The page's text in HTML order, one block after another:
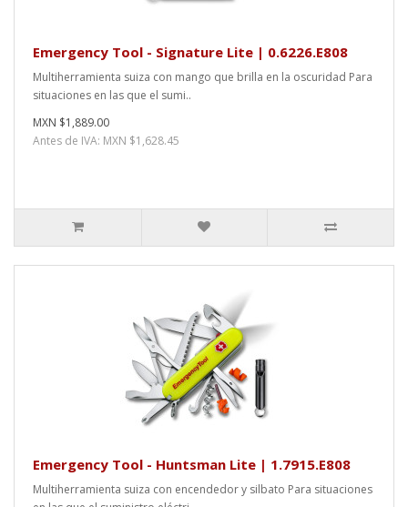
Emergency Tool - Signature Lite | 0.6226.E808
Multiherramienta suiza con mango que brilla en la oscuridad Para
situaciones en las que el sumi..
MXN $1,889.00
Antes de IVA: MXN $1,628.45
Emergency Tool - Huntsman Lite | 1.7915.E808
Multiherramienta suiza con encendedor y silbato Para situaciones